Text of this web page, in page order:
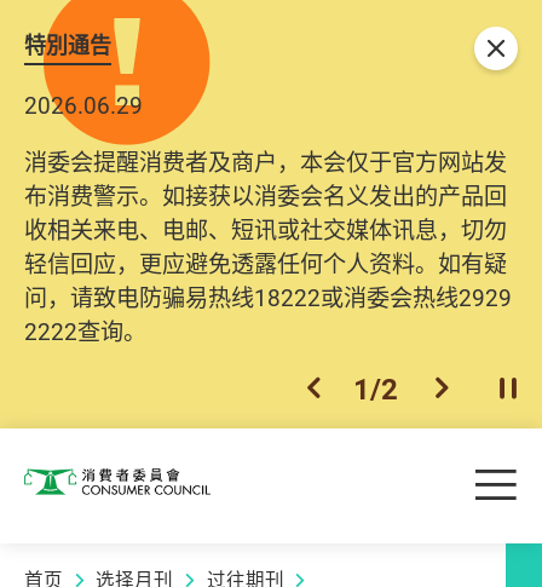
特別通告
2026.06.29
消委会提醒消费者及商户，本会仅于官方网站发
布消费警示。如接获以消委会名义发出的产品回
收相关来电、电邮、短讯或社交媒体讯息，切勿
轻信回应，更应避免透露任何个人资料。如有疑
问，请致电防骗易热线18222或消委会热线2929
2222查询。
上一个
1/2 下一个开
关闭
消费者委员会 目
首页 选择月刊 过往期刊